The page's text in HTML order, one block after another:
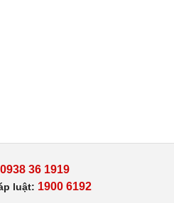
0938 36 1919
luật: 1900 6192